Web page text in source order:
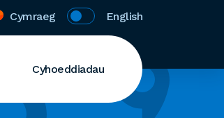
Cymraeg English
Cyhoeddiadau